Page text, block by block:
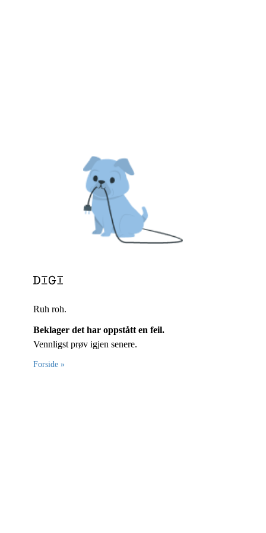
Ruh roh.
Beklager det har oppstått en feil.
Vennligst prøv igjen senere.
Forside »